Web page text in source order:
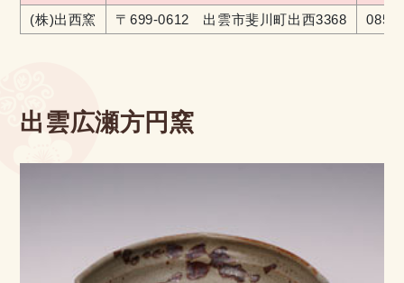
(株)出西窯 〒699-0612 出雲市斐川町出西3368
出雲広瀬方円窯